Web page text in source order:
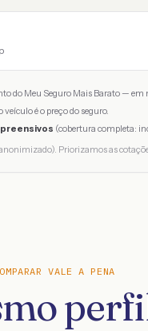
do Meu Seguro Mais Barato — em
é o preço do seguro.
(cobertura completa:
Priorizamos as
VALE A PENA